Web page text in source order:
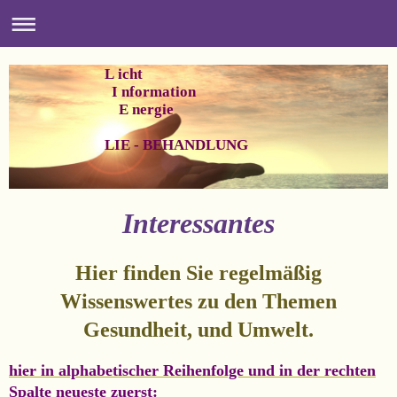
L icht
I nformation
E nergie
LIE - BEHANDLUNG
Interessantes
Hier finden Sie regelmäßig
Wissenswertes zu den Themen
Gesundheit, und Umwelt.
hier in alphabetischer Reihenfolge und in der rechten
Spalte neueste zuerst: